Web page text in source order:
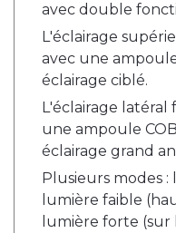
avec double
L'éclairage
avec une
éclairage ciblé.
L'éclairage latéral
une ampoule
éclairage grand
Plusieurs modes
lumière faible
lumière forte (sur